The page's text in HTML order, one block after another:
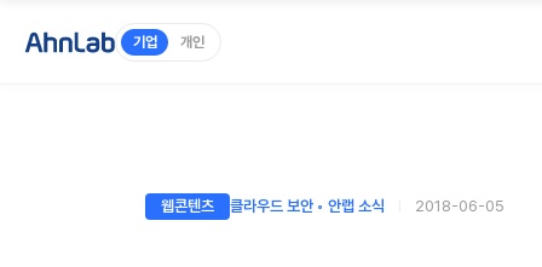
기업 개인
웹콘텐츠 클라우드 보안 ◦ 안랩 소식 2018-06-05